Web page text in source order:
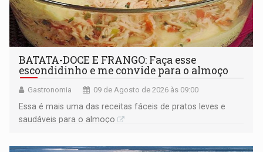
BATATA-DOCE E FRANGO: Faça esse
escondidinho e me convide para o almoço
Gastronomia 09 de Agosto de 2026 às 09:00
Essa é mais uma das receitas fáceis de pratos leves e
saudáveis para o almoço